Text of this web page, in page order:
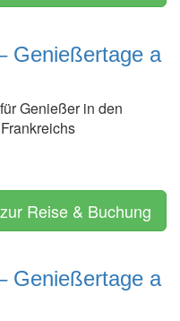
Genießertage a
Genießer in den
zur Reise & Buchung
Genießertage a